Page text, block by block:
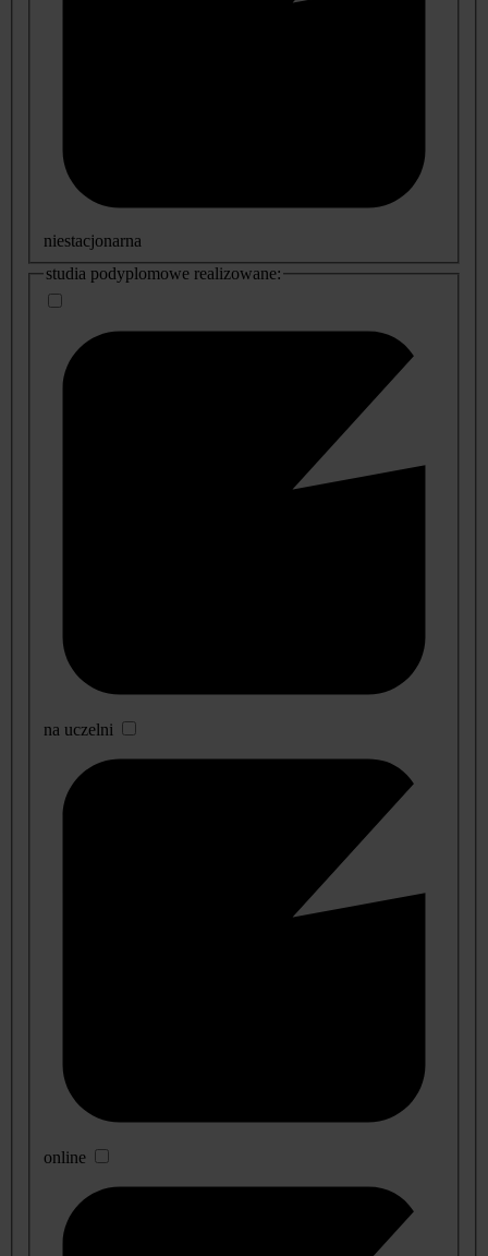
niestacjonarna
studia podyplomowe realizowane:
na uczelni
online